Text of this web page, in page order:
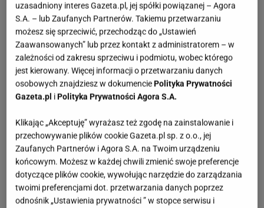
uzasadniony interes Gazeta.pl, jej spółki powiązanej – Agora
S.A. – lub Zaufanych Partnerów. Takiemu przetwarzaniu
możesz się sprzeciwić, przechodząc do „Ustawień
Zaawansowanych” lub przez kontakt z administratorem – w
zależności od zakresu sprzeciwu i podmiotu, wobec którego
jest kierowany. Więcej informacji o przetwarzaniu danych
osobowych znajdziesz w dokumenciePolityka Prywatności
Gazeta.pl iPolityka Prywatności Agora S.A.
Klikając „Akceptuję” wyrażasz też zgodę na zainstalowanie i
przechowywanie plików cookie Gazeta.pl sp. z o.o., jej
Zaufanych Partnerów i Agora S.A. na Twoim urządzeniu
końcowym. Możesz w każdej chwili zmienić swoje preferencje
dotyczące plików cookie, wywołując narzędzie do zarządzania
twoimi preferencjami dot. przetwarzania danych poprzez
odnośnik „Ustawienia prywatności ” w stopce serwisu i